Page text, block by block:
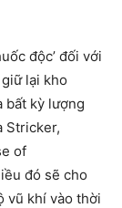
độc’ đối với
lại kho
bất kỳ lượng
Stricker,
of
đó sẽ cho
vũ khí vào thời